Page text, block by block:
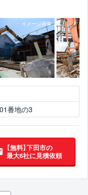
番地の3
【無料】下田市の
最大6社に見積依頼